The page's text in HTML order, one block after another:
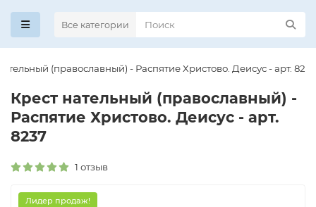
Все категории
(православный) - Распятие Христово. Деисус - арт. 8237
Крест нательный (православный) -
Распятие Христово. Деисус - арт.
8237
1 отзыв
Лидер продаж!